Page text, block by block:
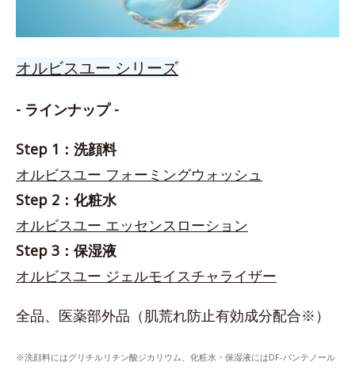
オルビスユー シリーズ
- ラインナップ -
Step 1：洗顔料
オルビスユー フォーミングウォッシュ
Step 2：化粧水
オルビスユー エッセンスローション
Step 3：保湿液
オルビスユー ジェルモイスチャライザー
全品、医薬部外品（肌荒れ防止有効成分配合※）
※洗顔料にはグリチルリチン酸ジカリウム、化粧水・保湿液にはDF-パンテノール